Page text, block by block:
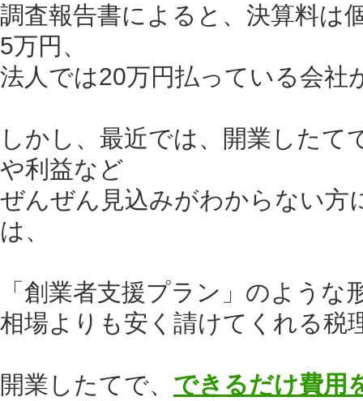
調査報告書によると、決算料は
5万円、
法人では20万円払っている会社
しかし、最近では、開業したて
や利益など
ぜんぜん見込みがわからない方
は、
「創業者支援プラン」のような
相場よりも安く請けてくれる税
開業したてで、 できるだけ費用